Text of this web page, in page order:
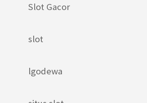
Slot Gacor
slot
lgodewa